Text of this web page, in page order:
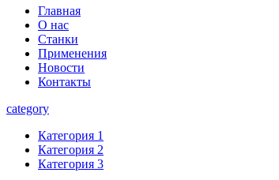
Главная
О нас
Станки
Применения
Новости
Контакты
category
Категория 1
Категория 2
Категория 3